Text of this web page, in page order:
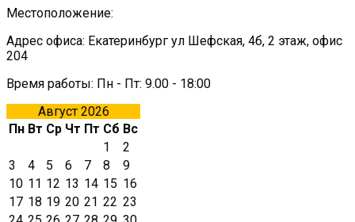
Местоположение:
Адрес офиса: Екатеринбург ул Шефская, 4б, 2 этаж, офис
204
Время работы: Пн - Пт: 9.00 - 18:00
Август 2026
Пн Вт Ср Чт Пт Сб Вс
1
2
3
4 5 6 7 8
9
10 11 12 13 14 15 16
17 18 19 20 21 22 23